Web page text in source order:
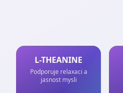
L-THEANINE
Podporuje relaxaci a
jasnost mysli